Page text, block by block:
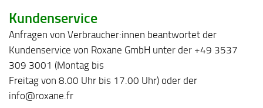
Kundenservice
Anfragen von Verbraucher:innen beantwortet der
Kundenservice von Roxane GmbH unter der +49 3537
309 3001 (Montag bis
Freitag von 8.00 Uhr bis 17.00 Uhr) oder der
info@roxane.fr